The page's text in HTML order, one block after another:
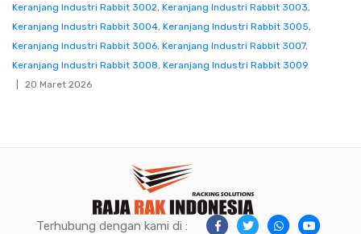
Keranjang Industri Rabbit 3002, Keranjang Industri Rabbit 3003,
Keranjang Industri Rabbit 3004, Keranjang Industri Rabbit 3005,
Keranjang Industri Rabbit 3006, Keranjang Industri Rabbit 3007,
Keranjang Industri Rabbit 3008, Keranjang Industri Rabbit 3009
20 Maret 2026
Terhubung dengan kami di :